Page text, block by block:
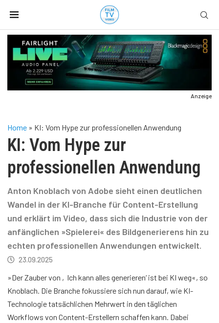
Anzeige
Home » KI: Vom Hype zur professionellen Anwendung
KI: Vom Hype zur
professionellen Anwendung
Anton Knoblach von Adobe sieht einen deutlichen
Wandel in der KI-Branche für Content-Erstellung
und erklärt im Video, dass sich die Industrie von der
anfänglichen »Spielerei« des Bildgenerierens hin zu
echten professionellen Anwendungen entwickelt.
23.09.2025
»Der Zauber von ‚Ich kann alles generieren‘ ist bei KI weg«, so
Knoblach. Die Branche fokussiere sich nun darauf, wie KI-
Technologie tatsächlichen Mehrwert in den täglichen
Workflows von Content-Erstellern schaffen kann. Dabei